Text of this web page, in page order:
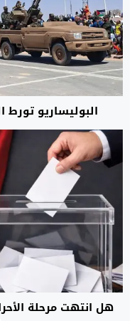
البوليساريو
هل انتهت مرحلة